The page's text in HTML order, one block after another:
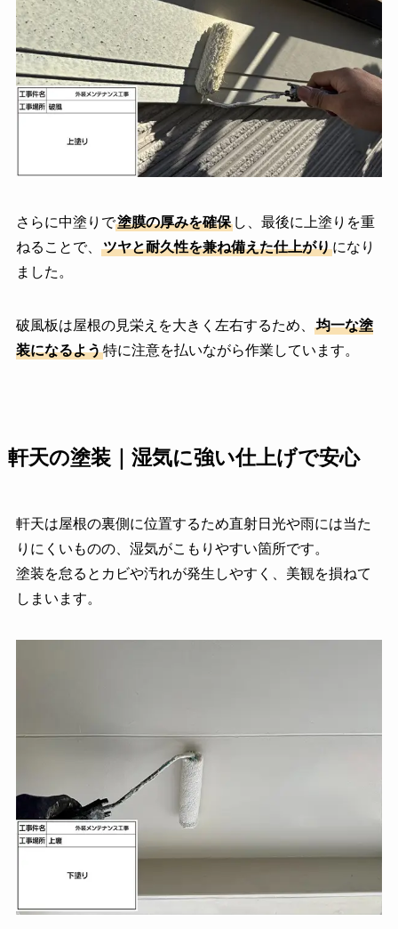
さらに中塗りで塗膜の厚みを確保し、最後に上塗りを重
ねることで、
ツヤと耐久性を兼ね備えた仕上がりになり
ました。
破風板は屋根の見栄えを大きく左右するため、
均一な塗
装になるよう特に注意を払いながら作業しています。
軒天の塗装｜湿気に強い仕上げで安心
軒天は屋根の裏側に位置するため直射日光や雨には当た
りにくいものの、湿気がこもりやすい箇所です。
塗装を怠るとカビや汚れが発生しやすく、美観を損ねて
しまいます。